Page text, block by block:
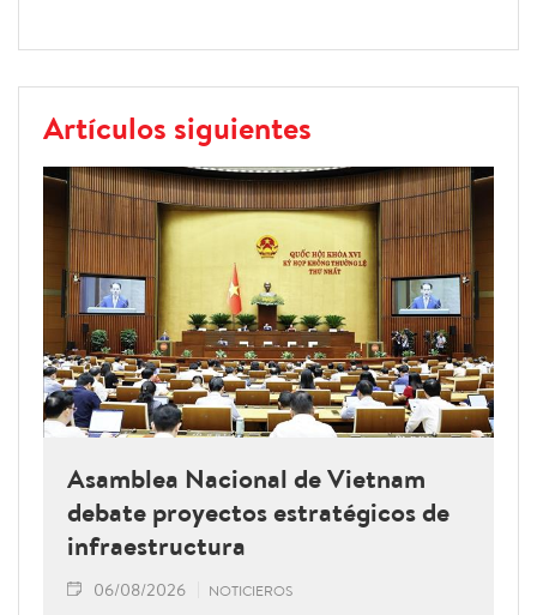
Artículos siguientes
Asamblea Nacional de Vietnam
debate proyectos estratégicos de
infraestructura
06/08/2026 NOTICIEROS